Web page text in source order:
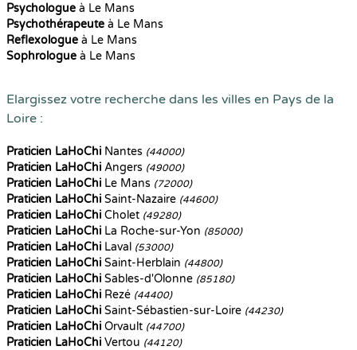
Psychologue à Le Mans
Psychothérapeute à Le Mans
Reflexologue à Le Mans
Sophrologue à Le Mans
Elargissez votre recherche dans les villes en Pays de la
Loire :
Praticien LaHoChi Nantes (44000)
Praticien LaHoChi Angers (49000)
Praticien LaHoChi Le Mans (72000)
Praticien LaHoChi Saint-Nazaire (44600)
Praticien LaHoChi Cholet (49280)
Praticien LaHoChi La Roche-sur-Yon (85000)
Praticien LaHoChi Laval (53000)
Praticien LaHoChi Saint-Herblain (44800)
Praticien LaHoChi Sables-d'Olonne (85180)
Praticien LaHoChi Rezé (44400)
Praticien LaHoChi Saint-Sébastien-sur-Loire (44230)
Praticien LaHoChi Orvault (44700)
Praticien LaHoChi Vertou (44120)